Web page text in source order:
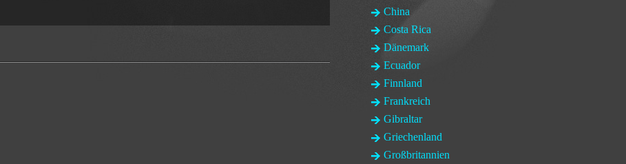
China
Costa Rica
Dänemark
Ecuador
Finnland
Frankreich
Gibraltar
Griechenland
Großbritannien